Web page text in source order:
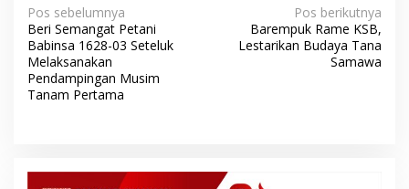
N
a
v
i
s
Pos sebelumnya
Beri Semangat Petani
Babinsa 1628-03 Seteluk
Melaksanakan
Pendampingan Musim
Tanam Pertama
Pos berikutnya
Barempuk Rame KSB,
Lestarikan Budaya Tana
Samawa